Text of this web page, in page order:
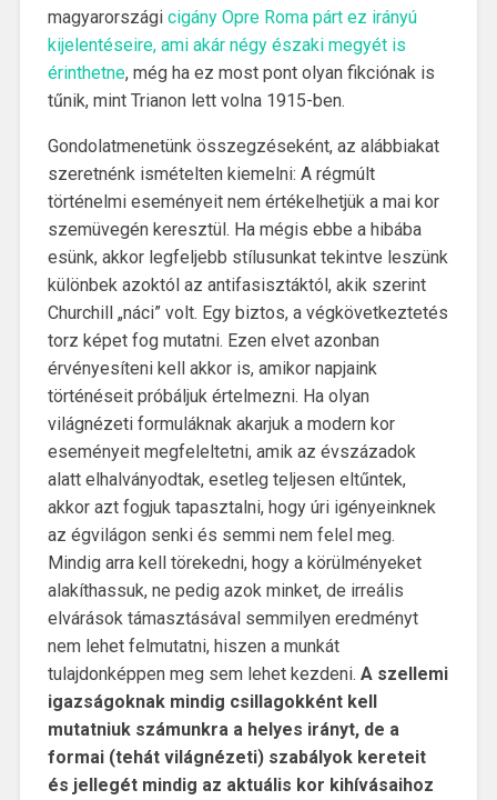
magyarországi cigány Opre Roma párt ez irányú
kijelentéseire, ami akár négy északi megyét is
érinthetne, még ha ez most pont olyan fikciónak is
tűnik, mint Trianon lett volna 1915-ben.
Gondolatmenetünk összegzéseként, az alábbiakat
szeretnénk ismételten kiemelni: A régmúlt
történelmi eseményeit nem értékelhetjük a mai kor
szemüvegén keresztül. Ha mégis ebbe a hibába
esünk, akkor legfeljebb stílusunkat tekintve leszünk
különbek azoktól az antifasisztáktól, akik szerint
Churchill „náci” volt. Egy biztos, a végkövetkeztetés
torz képet fog mutatni. Ezen elvet azonban
érvényesíteni kell akkor is, amikor napjaink
történéseit próbáljuk értelmezni. Ha olyan
világnézeti formuláknak akarjuk a modern kor
eseményeit megfeleltetni, amik az évszázadok
alatt elhalványodtak, esetleg teljesen eltűntek,
akkor azt fogjuk tapasztalni, hogy úri igényeinknek
az égvilágon senki és semmi nem felel meg.
Mindig arra kell törekedni, hogy a körülményeket
alakíthassuk, ne pedig azok minket, de irreális
elvárások támasztásával semmilyen eredményt
nem lehet felmutatni, hiszen a munkát
tulajdonképpen meg sem lehet kezdeni. A szellemi
igazságoknak mindig csillagokként kell
mutatniuk számunkra a helyes irányt, de a
formai (tehát világnézeti) szabályok kereteit
és jellegét mindig az aktuális kor kihívásaihoz